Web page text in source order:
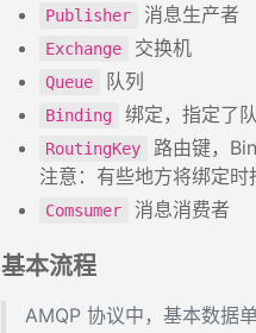
Publisher 消息生产者
Exchange 交换机
Queue 队列
Binding 绑定，指定了
RoutingKey
路由键，
注意：有些地方将绑定
Comsumer 消息消费者
基本流程
AMQP 协议中，基本数据